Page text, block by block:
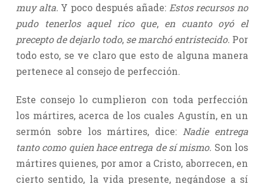
muy alta. Y poco después añade: Estos recursos no
pudo tenerlos aquel rico que,en cuanto oyó el
precepto de dejarlo todo,se marchó entristecido. Por
todo esto, se ve claro que esto de alguna manera
pertenece al consejo de perfección.
Este consejo lo cumplieron con toda perfección
los mártires, acerca de los cuales Agustín, en un
sermón sobre los mártires, dice: Nadie entrega
tanto como quien hace entrega de sí mismo. Son los
mártires quienes, por amor a Cristo, aborrecen, en
cierto sentido, la vida presente, negándose a sí